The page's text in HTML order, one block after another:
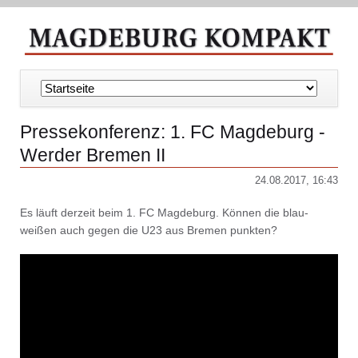
Navigation
überspringen
Pressekonferenz: 1. FC Magdeburg -
Werder Bremen II
24.08.2017, 16:43
Es läuft derzeit beim 1. FC Magdeburg. Können die blau-
weißen auch gegen die U23 aus Bremen punkten?